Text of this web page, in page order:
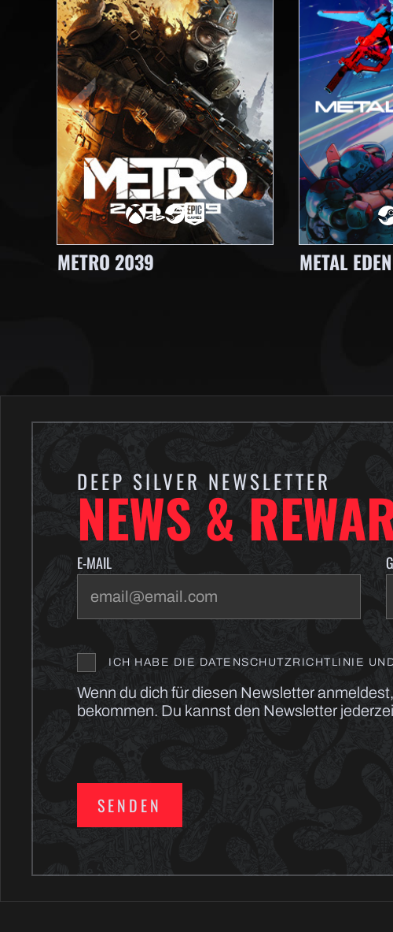
METRO 2039 METAL EDEN
DEEP SILVER NEWSLETTER
NEWS &
E-MAIL
ICH HABE DIE DATENSCHUTZRICHTLINIE
Wenn du dich für diesen Newsletter
bekommen. Du kannst den Newsletter
SENDEN